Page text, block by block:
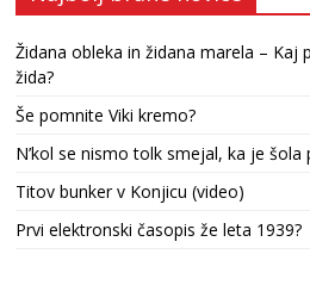
Židana obleka in židana marela – Kaj
žida?
Še pomnite Viki kremo?
N’kol se nismo tolk smejal, ka je
Titov bunker v Konjicu (video)
Prvi elektronski časopis že leta 1939?